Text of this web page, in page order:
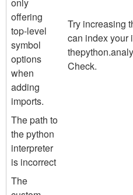
offering
top-level
symbol
options
when
adding
imports.
Try increasing
can index your
the
Check.
The path to
the python
interpreter
is incorrect
The